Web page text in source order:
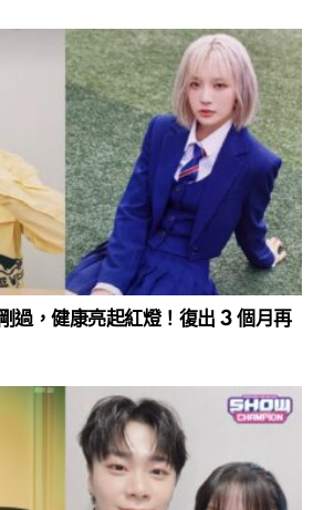
過，健康亮起紅燈！復出 3 個月再